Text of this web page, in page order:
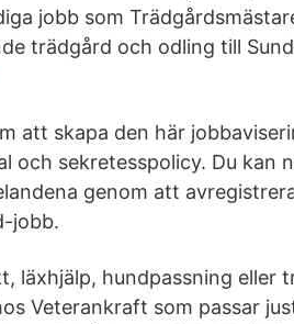
jobb som
trädgård och odling till
att skapa den här
och sekretesspolicy. Du kan
genom att
jobb.
läxhjälp, hundpassning eller
Veterankraft som passar